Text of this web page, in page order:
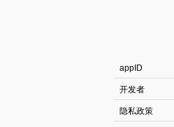
appID
开发者
隐私政策